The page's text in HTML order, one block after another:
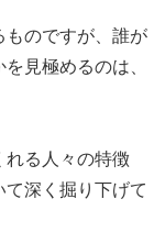
ものですが、誰が
見極めるのは、
れる人々の特徴
深く掘り下げて